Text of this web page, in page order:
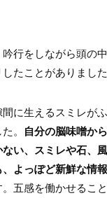
行をしながら頭の
たことがありました
に生えるスミレが
。 自分の脳味噌か
い、スミレや石、
よっぽど新鮮な情
五感を働かせるこ